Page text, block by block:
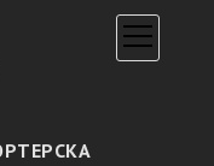
open
menu